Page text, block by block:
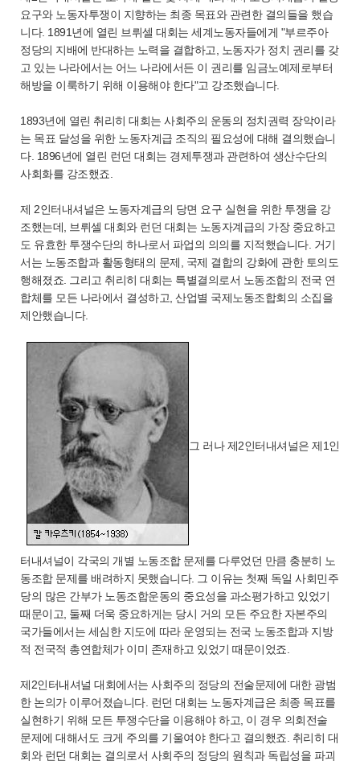
요구와 노동자투쟁이 지향하는 최종 목표와 관련한 결의들을 했습
니다. 1891년에 열린 브뤼셀 대회는 세계노동자들에게 "부르주아
정당의 지배에 반대하는 노력을 결합하고, 노동자가 정치 권리를 갖
고 있는 나라에서는 어느 나라에서든 이 권리를 임금노예제로부터
해방을 이룩하기 위해 이용해야 한다"고 강조했습니다.
1893년에 열린 취리히 대회는 사회주의 운동의 정치권력 장악이라
는 목표 달성을 위한 노동자계급 조직의 필요성에 대해 결의했습니
다. 1896년에 열린 런던 대회는 경제투쟁과 관련하여 생산수단의
사회화를 강조했죠.
제 2인터내셔널은 노동자계급의 당면 요구 실현을 위한 투쟁을 강
조했는데, 브뤼셀 대회와 런던 대회는 노동자계급의 가장 중요하고
도 유효한 투쟁수단의 하나로서 파업의 의의를 지적했습니다. 거기
서는 노동조합과 활동형태의 문제, 국제 결합의 강화에 관한 토의도
행해졌죠. 그리고 취리히 대회는 특별결의로서 노동조합의 전국 연
합체를 모든 나라에서 결성하고, 산업별 국제노동조합회의 소집을
제안했습니다.
그 러나 제2인터내셔널은 제1인
터내셔널이 각국의 개별 노동조합 문제를 다루었던 만큼 충분히 노
동조합 문제를 배려하지 못했습니다. 그 이유는 첫째 독일 사회민주
당의 많은 간부가 노동조합운동의 중요성을 과소평가하고 있었기
때문이고, 둘째 더욱 중요하게는 당시 거의 모든 주요한 자본주의
국가들에서는 세심한 지도에 따라 운영되는 전국 노동조합과 지방
적 전국적 총연합체가 이미 존재하고 있었기 때문이었죠.
제2인터내셔널 대회에서는 사회주의 정당의 전술문제에 대한 광범
한 논의가 이루어졌습니다. 런던 대회는 노동자계급은 최종 목표를
실현하기 위해 모든 투쟁수단을 이용해야 하고, 이 경우 의회전술
문제에 대해서도 크게 주의를 기울여야 한다고 결의했죠. 취리히 대
회와 런던 대회는 결의로서 사회주의 정당의 원칙과 독립성을 파괴